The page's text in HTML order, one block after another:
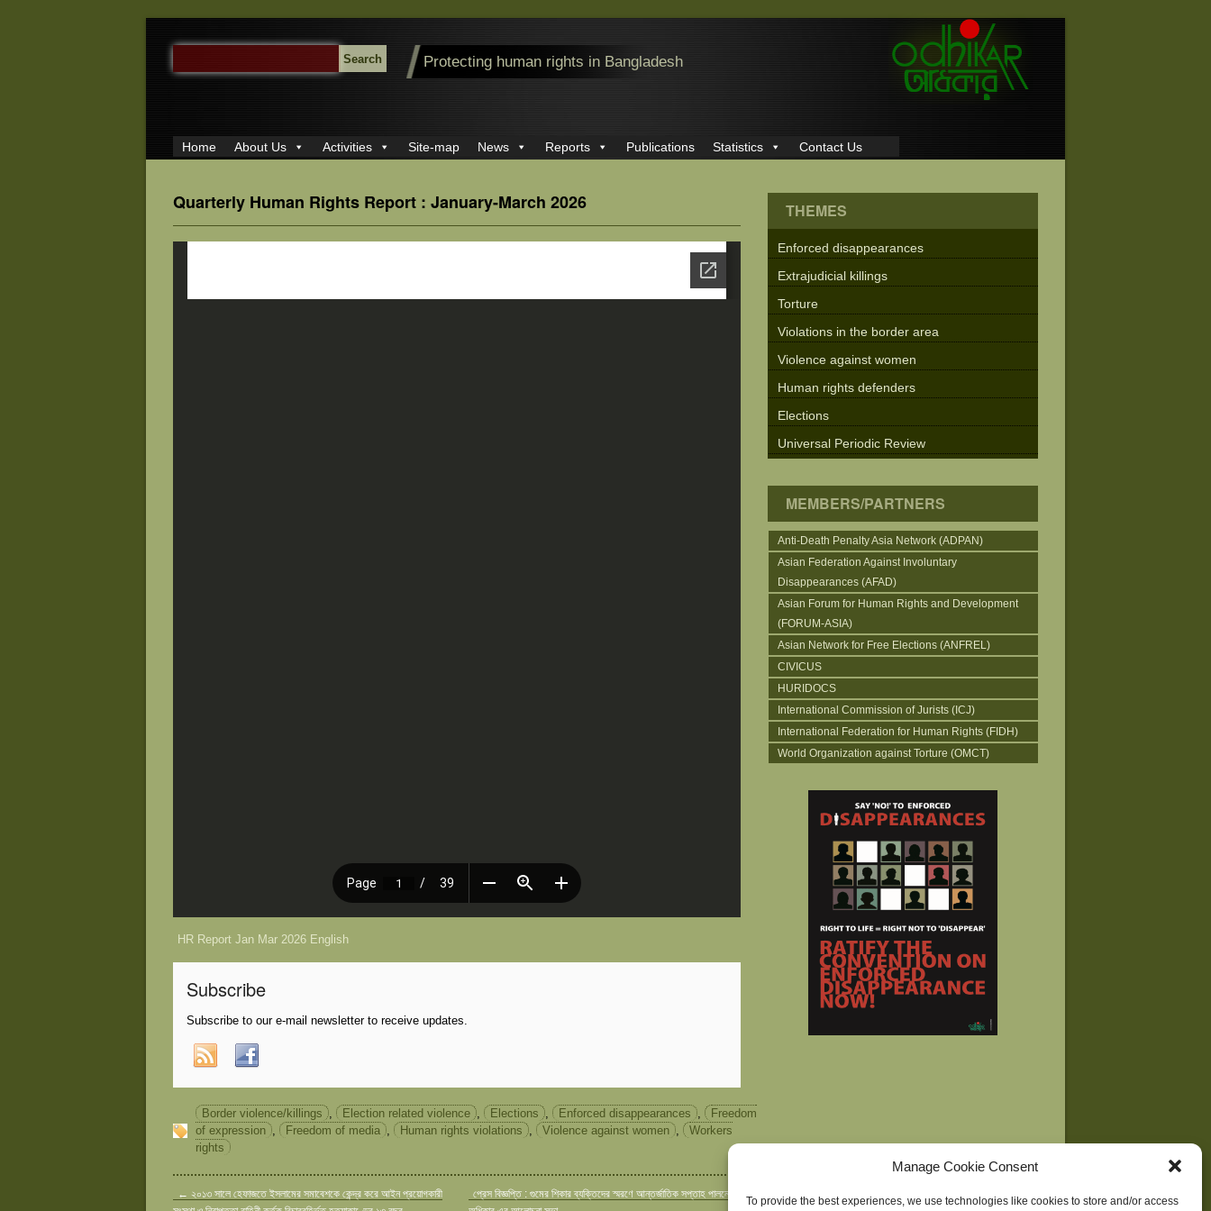
Manage Cookie Consent
To provide the best experiences, we use technologies like cookies to store and/or access
SEARCH
FOR:
Protecting human rights in Bangladesh
Home About Us Activities Site-map News Reports Publications Statistics Contact Us
Quarterly Human Rights Report : January-March 2026
HR Report Jan Mar 2026 English
Subscribe
Subscribe to our e-mail newsletter to receive updates.
Border violence/killings , Election related violence , Elections , Enforced disappearances ,
Freedom
of expression , Freedom of media , Human rights violations , Violence against women ,
Workers
rights
← ২০১৩ সালে হেফাজতে ইসলামের সমাবেশকে কেন্দ্র করে আইন প্রয়োগকারী
প্রেস বিজ্ঞপ্তি : গুমের শিকার ব্যক্তিদের স্মরণে আন্তর্জাতিক সপ্তাহ পালনে
THEMES
Enforced disappearances
Extrajudicial killings
Torture
Violations in the border area
Violence against women
Human rights defenders
Elections
Universal Periodic Review
MEMBERS/PARTNERS
Anti-Death Penalty Asia Network (ADPAN)
Asian Federation Against Involuntary
Disappearances (AFAD)
Asian Forum for Human Rights and Development
(FORUM-ASIA)
Asian Network for Free Elections (ANFREL)
CIVICUS
HURIDOCS
International Commission of Jurists (ICJ)
International Federation for Human Rights (FIDH)
World Organization against Torture (OMCT)